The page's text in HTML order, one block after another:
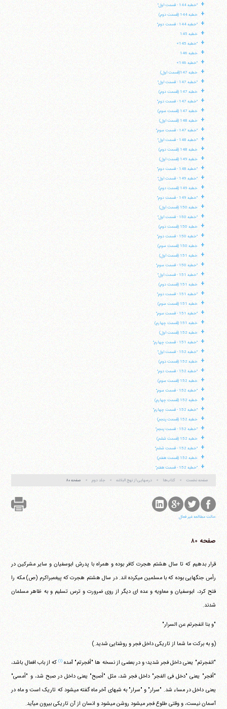
+ "خطبه 144 - قسمت اول"
+ خطبه 144 (قسمت دوم)
+ "خطبه 144 - قسمت دوم"
+ خطبه 145
+ "خطبه 145»
+ خطبه 146
+ "خطبه 146»
+ خطبه 147(قسمت اول)
+ "خطبه 147 - قسمت اول"
+ خطبه 147 (قسمت دوم)
+ "خطبه 147 - قسمت دوم"
+ خطبه 147 (قسمت سوم)
+ خطبه 148 (قسمت اول)
+ "خطبه 147 - قسمت سوم"
+ "خطبه 148 - قسمت اول"
+ خطبه 148 (قسمت دوم)
+ خطبه 149 (قسمت اول)
+ "خطبه 148 - قسمت دوم"
+ "خطبه 149 - قسمت اول"
+ خطبه 149 (قسمت دوم)
+ "خطبه 149 - قسمت دوم"
+ خطبه 150 (قسمت اول)
+ "خطبه 150 - قسمت اول"
+ خطبه 150 (قسمت دوم)
+ "خطبه 150 - قسمت دوم"
+ خطبه 150 (قسمت سوم)
+ خطبه 151 (قسمت اول)
+ "خطبه 150 - قسمت سوم"
+ "خطبه 151 - قسمت اول"
+ خطبه 151 (قسمت دوم)
+ "خطبه 151 - قسمت دوم"
+ خطبه 151 (قسمت سوم)
+ "خطبه 151 - قسمت سوم"
+ خطبه 151 (قسمت چهارم)
+ خطبه 152 (قسمت اول)
+ "خطبه 151 - قسمت چهارم"
+ "خطبه 152 - قسمت اول"
+ خطبه 152 (قسمت دوم)
+ "خطبه 152 - قسمت دوم"
+ خطبه 152 (قسمت سوم)
+ "خطبه 152 - قسمت سوم"
+ خطبه 152 (قسمت چهارم)
+ "خطبه 152 - قسمت چهارم"
+ خطبه 152 (قسمت پنجم)
+ "خطبه 152 - قسمت پنجم"
+ خطبه 152 (قسمت ششم)
+ "خطبه 152 - قسمت ششم"
+ خطبه 152 (قسمت هفتم)
+ "خطبه 152 - قسمت هفتم"
صفحه نخست کتاب‌ها درسهایی از نهج البلاغه جلد دوم صفحه ۸۰
حالت مطالعه غیر فعال
صفحه ۸۰
قرار بدهیم که تا سال هشتم هجرت کافر بوده و همراه با پدرش ابوسفیان و سایر مشرکین در
رأس جنگهایی بوده که با مسلمین می‎کرده اند. در سال هشتم هجرت که پیغمبراکرم (ص) مکه را
فتح کرد، ابوسفیان و معاویه و عده ای دیگر از روی ضرورت و ترس تسلیم و به ظاهر مسلمان
شدند.
"و بنا انفجرتم عن السرار"
(و به برکت ما شما از تاریکی داخل فجر و روشنایی شدید.)
"انفجرتم" یعنی داخل فجر شدید؛ و در بعضی از نسخه ها "أفجرتم" آمده (۱) که از باب افعال باشد،
"أفجر" یعنی "دخل فی الفجر" داخل فجر شد، مثل "أصبح" یعنی داخل در صبح شد، و "أمسی"
یعنی داخل در مساء شد. "سرار" و "سرار" به شبهای آخر ماه گفته می‎شود که تاریک است و ماه در
آسمان نیست، و وقتی طلوع فجر می‎شود روشن می‎شود و انسان از آن تاریکی بیرون می‎آید.